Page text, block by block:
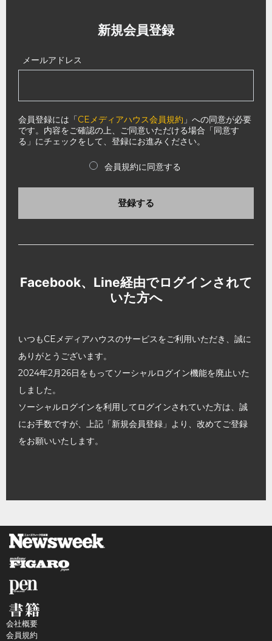
新規会員登録
メールアドレス
会員登録には「CEメディアハウス会員規約 」への同意が必要
です。内容をご確認の上、ご同意いただける場合「同意す
る」にチェックをして、登録にお進みください。
会員規約に同意する
登録する
Facebook、Line経由でログインされて
いた方へ
いつもCEメディアハウスのサービスをご利用いただき、誠に
ありがとうございます。
2024年2月26日をもってソーシャルログイン機能を廃止いた
しました。
ソーシャルログインを利用してログインされていた方は、誠
にお手数ですが、上記「新規会員登録」より、改めてご登録
をお願いいたします。
会社概要
会員規約